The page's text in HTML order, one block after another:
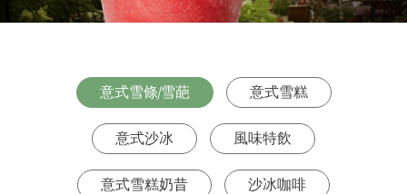
意式雪條/雪葩 意式雪糕
意式沙冰 風味特飲
意式雪糕奶昔 沙冰咖啡